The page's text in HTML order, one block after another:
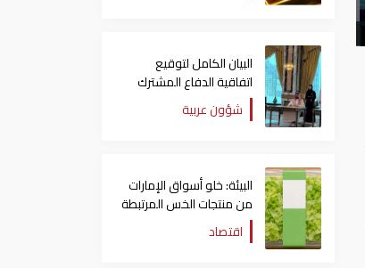
البيان الكامل لتوقيع
اتفاقية الدفاع المشترك
بين السعودية وتركيا
وباكستان
شؤون عربية
البيئة: خلو أسواق الإمارات
من منتجات الخس المرتبطة
بتفشي داء السيكلوسبورا
اقتصاد